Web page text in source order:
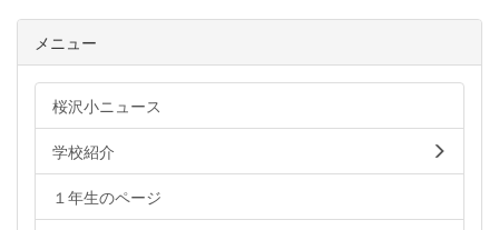
メニュー
桜沢小ニュース
学校紹介
１年生のページ